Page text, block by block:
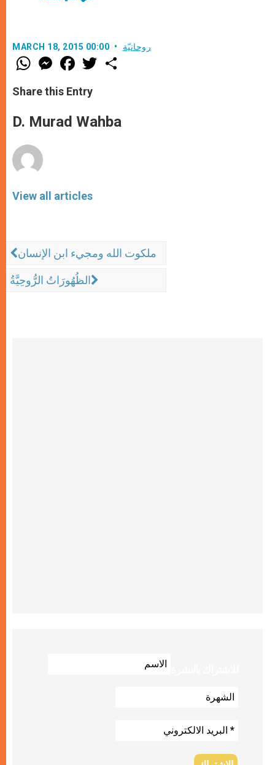
MARCH 18, 2015 00:00 روحانيّة
W
h
t
s
p
p
M
e
s
e
g
e
F
a
e
b
o
k
w
r
Share this Entry
D. Murad Wahba
View all articles
ملكوت الله ومجيء ابن الإنسان
الظُهُورَاتُ الرُّوحِيَّةُ